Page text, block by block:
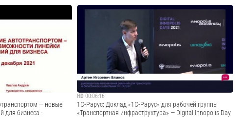
ремонт и
продукте
настройку и
в статье:
na-remont-... Д...
Евгения Пономарева, старший менеджер по развитию
бизнеса решений на базе KasperskyOS, рассказала об
актуальных технологиях и трендах в транспортной
инфраструктуре, а также о том, какие угрозы в ней
существуют. Она объяснила, как комплексно ...
Cмотреть видео
— новые
для бизнеса -
HD 00:06:16
1С-Рарус: Доклад «1С-Рарус» для рабочей группы
«Транспортная инфраструктура» — Digital Innopolis Day